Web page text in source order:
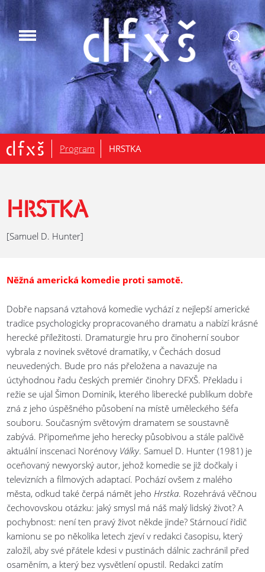
.
Program HRSTKA
HRSTKA
[Samuel D. Hunter]
Něžná americká komedie proti samotě.
Dobře napsaná vztahová komedie vychází z nejlepší americké
tradice psychologicky propracovaného dramatu a nabízí krásné
herecké příležitosti. Dramaturgie hru pro činoherní soubor
vybrala z novinek světové dramatiky, v Čechách dosud
neuvedených. Bude pro nás přeložena a navazuje na
úctyhodnou řadu českých premiér činohry DFXŠ. Překladu i
režie se ujal Šimon Dominik, kterého liberecké publikum dobře
zná z jeho úspěšného působení na místě uměleckého šéfa
souboru. Současným světovým dramatem se soustavně
zabývá. Připomeňme jeho herecky působivou a stále palčivě
aktuální inscenaci Norénovy Války. Samuel D. Hunter (1981) je
oceňovaný newyorský autor, jehož komedie se již dočkaly i
televizních a filmových adaptací. Pochází ovšem z malého
města, odkud také čerpá námět jehoHrstka. Rozehrává věčnou
čechovovskou otázku: jaký smysl má náš malý lidský život? A
pochybnost: není ten pravý život někde jinde? Stárnoucí řidič
kamionu se po několika letech zjeví v redakci časopisu, který
založil, aby své přátele kdesi v pustinách dálnic zachránil před
osaměním, a který bez vysvětlení opustil. Redakci zatím